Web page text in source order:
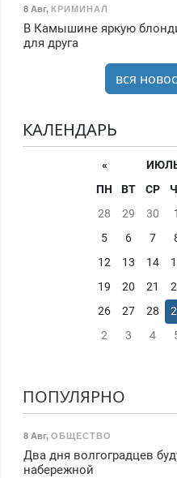
8 Авг, КРИМИНАЛ
В Камышине яркую
для друга
вся
КАЛЕНДАРЬ
«
ПН
ВТ СР
28
29 30 1
5
6 7
12
13 14
19
20 21
26
27 28
2
3 4
ПОПУЛЯРНО
8 Авг, ОБЩЕСТВО
Два дня волгоградцев
набережной